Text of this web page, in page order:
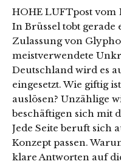
HOHE LUFTpost vom
In Brüssel tobt
Zulassung von
meistverwendete
Deutschland wird es
eingesetzt. Wie giftig
auslösen? Unzählige
beschäftigen sich mit
Jede Seite beruft sich
Konzept passen.
klare Antworten auf